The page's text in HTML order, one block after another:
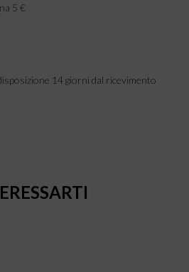
5 €
14 giorni dal ricevimento